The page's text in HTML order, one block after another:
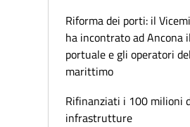
Riforma dei porti: il
ha incontrato ad Ancona
portuale e gli operatori
marittimo
Rifinanziati i 100 milioni
infrastrutture